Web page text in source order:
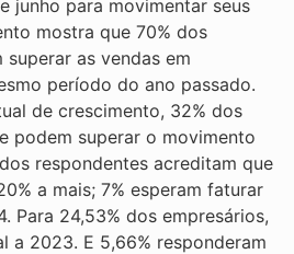
junho para movimentar seus
mostra que 70% dos
as vendas em
período do ano passado.
de crescimento, 32% dos
podem superar o movimento
respondentes acreditam que
a mais; 7% esperam faturar
Para 24,53% dos empresários,
a 2023. E 5,66% responderam